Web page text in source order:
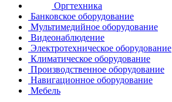
Оргтехника
Банковское оборудование
Мультимедийное оборудование
Видеонаблюдение
Электротехническое оборудование
Климатическое оборудование
Производственное оборудование
Навигационное оборудование
Мебель